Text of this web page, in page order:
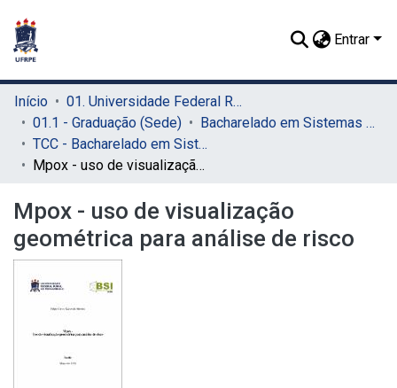
Entrar
Início
01. Universidade Federal Rural de Pernambuco - UFRPE (Sede)
01.1 - Graduação (Sede)
Bacharelado em Sistemas de Informação (Sede)
TCC - Bacharelado em Sistemas da Informação (Sede)
Mpox - uso de visualização geométrica para análise de risco
Mpox - uso de visualização
geométrica para análise de risco